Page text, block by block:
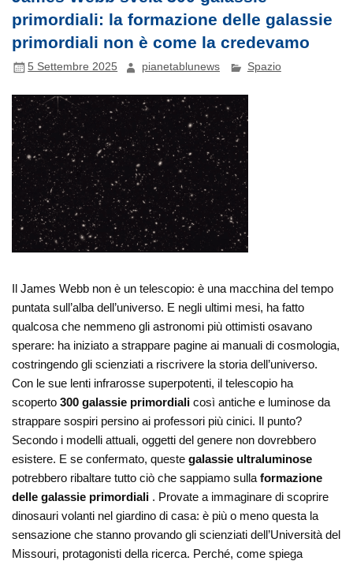
primordiali: la formazione delle galassie
primordiali non è come la credevamo
5 Settembre 2025 pianetablunews Spazio
Il James Webb non è un telescopio: è una macchina del tempo
puntata sull’alba dell’universo. E negli ultimi mesi, ha fatto
qualcosa che nemmeno gli astronomi più ottimisti osavano
sperare: ha iniziato a strappare pagine ai manuali di cosmologia,
costringendo gli scienziati a riscrivere la storia dell’universo.
Con le sue lenti infrarosse superpotenti, il telescopio ha
scoperto300 galassie primordiali così antiche e luminose da
strappare sospiri persino ai professori più cinici. Il punto?
Secondo i modelli attuali, oggetti del genere non dovrebbero
esistere. E se confermato, questegalassie ultraluminose
potrebbero ribaltare tutto ciò che sappiamo sullaformazione
delle galassie primordiali . Provate a immaginare di scoprire
dinosauri volanti nel giardino di casa: è più o meno questa la
sensazione che stanno provando gli scienziati dell’Università del
Missouri, protagonisti della ricerca. Perché, come spiega